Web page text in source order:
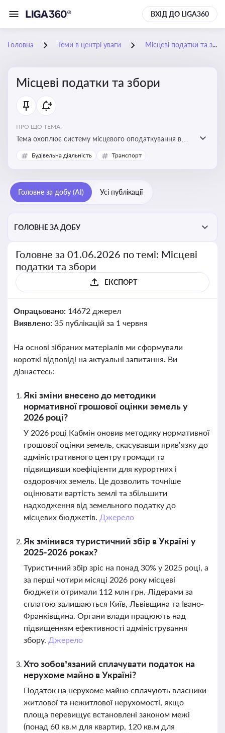
ВХІД ДО LIGA360
Головна Теми в центрі уваги Місцеві податки та збори
Місцеві податки та збори
ПРО ЩО ТЕМА:
Тема охоплює систему місцевого оподаткування в
Україні, включаючи туристичний збір, плату за
земельні ділянки, за паркування транспорту
Будівельна діяльність Транспорт
Головне за добу (AI) Усі публікації
ГОЛОВНЕ ЗА ДОБУ
Головне за 01.06.2026 по темі: Місцеві
податки та збори
ЕКСПОРТ
Опрацьовано: 14672 джерел
Виявлено: 35 публікацій за 1 червня
На основі зібраних матеріалів ми сформували
короткі відповіді на актуальні запитання. Ви
дізнаєтесь:
Які зміни внесено до методики
нормативної грошової оцінки земель у
2026 році?
У 2026 році Кабмін оновив методику нормативної
грошової оцінки земель, скасувавши прив’язку до
адміністративного центру громади та
підвищивши коефіцієнти для курортних і
оздоровчих земель. Це дозволить точніше
оцінювати вартість землі та збільшити
надходження від земельного податку до
місцевих бюджетів. Джерело
Як змінився туристичний збір в Україні у
2025-2026 роках?
Туристичний збір зріс на понад 30% у 2025 році, а
за перші чотири місяці 2026 року місцеві
бюджети отримали 112 млн грн. Лідерами за
сплатою залишаються Київ, Львівщина та Івано-
Франківщина. Органи влади працюють над
підвищенням ефективності адміністрування
збору. Джерело
Хто зобов’язаний сплачувати податок на
нерухоме майно в Україні?
Податок на нерухоме майно сплачують власники
житлової та нежитлової нерухомості, якщо
площа перевищує встановлені законом межі
(понад 60 кв.м для квартир, 120 кв.м для